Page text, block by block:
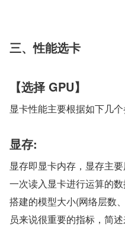
三、性能选卡
【选择 GPU】
显卡性能主要根据如下几个
显存:
显存即显卡内存，显存主
一次读入显卡进行运算的
搭建的模型大小(网络层数
员来说很重要的指标，简述